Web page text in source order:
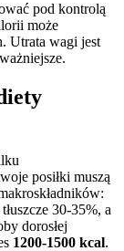
pod kontrolą
może
Utrata wagi jest
posiłki muszą
30-35%, a
dorosłej
1200-1500 kcal.